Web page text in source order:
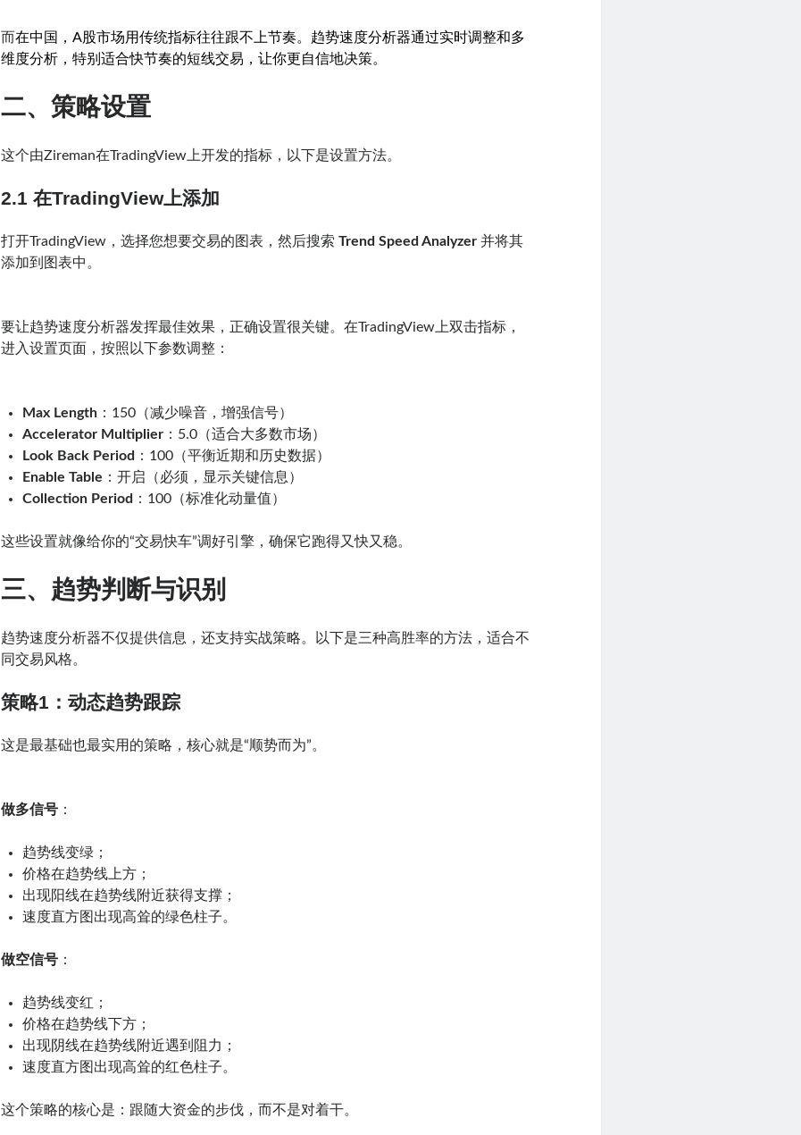
而在中国，A股市场用传统指标往往跟不上节奏。趋势速度分析器通过实时调整和多
维度分析，特别适合快节奏的短线交易，让你更自信地决策。
二、策略设置
这个由Zireman在TradingView上开发的指标，以下是设置方法。
2.1 在TradingView上添加
打开TradingView，选择您想要交易的图表，然后搜索Trend Speed Analyzer 并将其
添加到图表中。
要让趋势速度分析器发挥最佳效果，正确设置很关键。在TradingView上双击指标，
进入设置页面，按照以下参数调整：
Max Length ：150（减少噪音，增强信号）
Accelerator Multiplier ：5.0（适合大多数市场）
Look Back Period ：100（平衡近期和历史数据）
Enable Table ：开启（必须，显示关键信息）
Collection Period ：100（标准化动量值）
这些设置就像给你的“交易快车”调好引擎，确保它跑得又快又稳。
三、趋势判断与识别
趋势速度分析器不仅提供信息，还支持实战策略。以下是三种高胜率的方法，适合不
同交易风格。
策略1：动态趋势跟踪
这是最基础也最实用的策略，核心就是“顺势而为”。
做多信号 ：
趋势线变绿；
价格在趋势线上方；
出现阳线在趋势线附近获得支撑；
速度直方图出现高耸的绿色柱子。
做空信号 ：
趋势线变红；
价格在趋势线下方；
出现阴线在趋势线附近遇到阻力；
速度直方图出现高耸的红色柱子。
这个策略的核心是：跟随大资金的步伐，而不是对着干。